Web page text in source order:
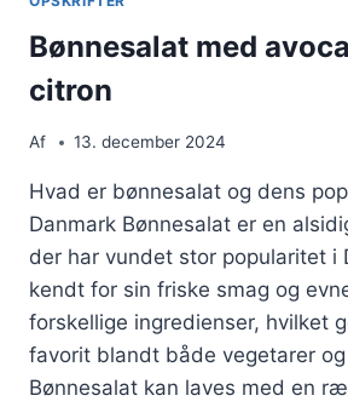
Bønnesalat med
citron
Af 13. december 2024
Hvad er bønnesalat og dens
Danmark Bønnesalat er en
der har vundet stor popularitet i
kendt for sin friske smag og
forskellige ingredienser, hvilket
favorit blandt både vegetarer
Bønnesalat kan laves med en